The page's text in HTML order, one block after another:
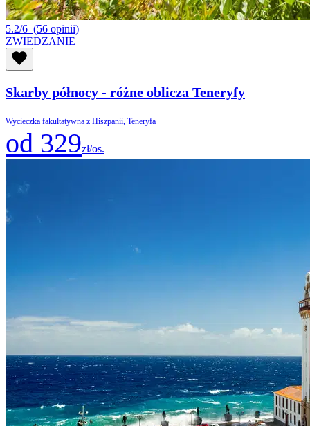
5.2/6 (56 opinii)
ZWIEDZANIE
Skarby północy - różne oblicza Teneryfy
Wycieczka fakultatywna z Hiszpanii, Teneryfa
od 329zł/os.